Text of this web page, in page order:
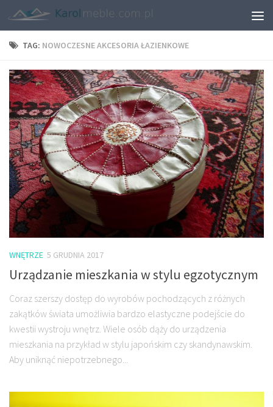
TAG: NOWOCZESNE AKCESORIA ŁAZIENKOWE
WNĘTRZE 5 GRUDNIA 2017
Urządzanie mieszkania w stylu egzotycznym
Coraz szerszy dostęp do wyrobów pochodzących z różnych
zakątków świata umożliwia bardzo elastyczne podejście do
kwestii wystroju wnętrz. Wiele osób dąży do urządzenia
mieszkania na przykład w stylu japońskim czy skandynawskim.
Aby uniknąć niepotrzebnego...